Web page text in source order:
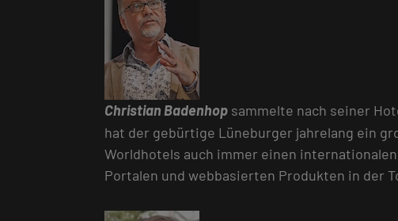
Christian Badenhop sammelte nach seiner
hat der gebürtige Lüneburger jahrelang ein
Worldhotels auch immer einen
Portalen und webbasierten Produkten in der